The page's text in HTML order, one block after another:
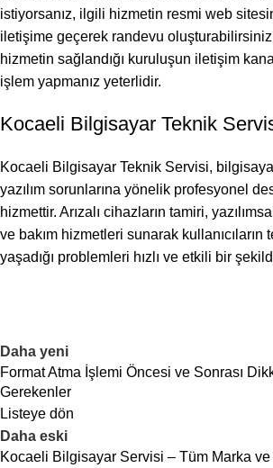
istiyorsanız, ilgili hizmetin resmi web
iletişime geçerek randevu
hizmetin sağlandığı kuruluşun iletişim
işlem yapmanız yeterlidir.
Kocaeli Bilgisayar Teknik
Kocaeli Bilgisayar Teknik Servisi,
yazılım sorunlarına yönelik profesyonel
hizmettir. Arızalı cihazların tamiri,
ve bakım hizmetleri sunarak
yaşadığı problemleri hızlı ve etkili bir
Daha yeni
Format Atma İşlemi Öncesi ve Sonrası
Gerekenler
Listeye dön
Daha eski
Kocaeli Bilgisayar Servisi – Tüm Marka